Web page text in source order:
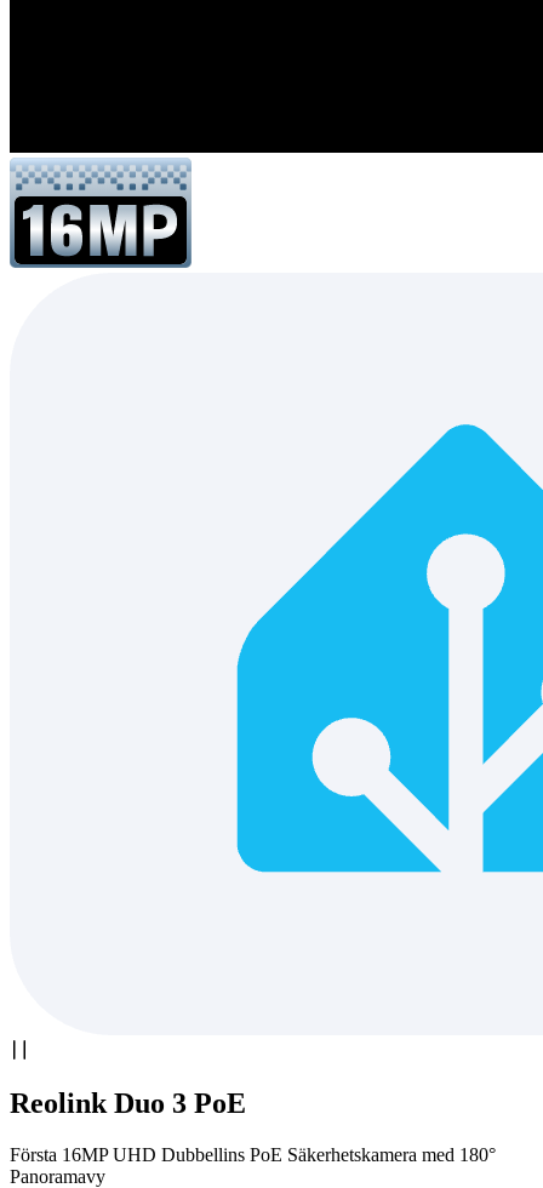
Reolink Duo 3 PoE
Första 16MP UHD Dubbellins PoE Säkerhetskamera med 180°
Panoramavy